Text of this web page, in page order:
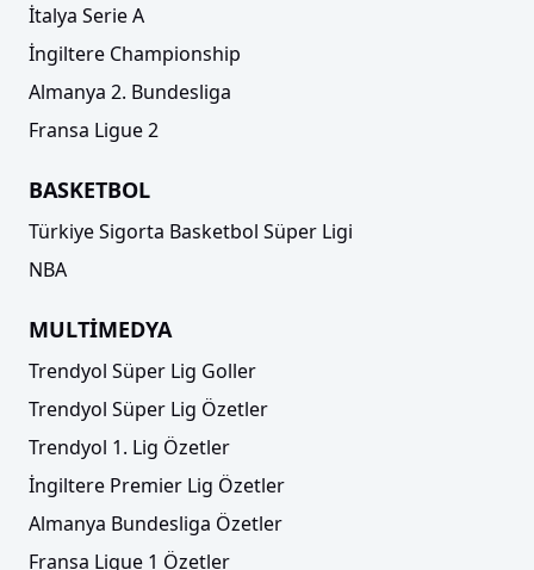
İtalya Serie A
İngiltere Championship
Almanya 2. Bundesliga
Fransa Ligue 2
BASKETBOL
Türkiye Sigorta Basketbol Süper Ligi
NBA
MULTİMEDYA
Trendyol Süper Lig Goller
Trendyol Süper Lig Özetler
Trendyol 1. Lig Özetler
İngiltere Premier Lig Özetler
Almanya Bundesliga Özetler
Fransa Ligue 1 Özetler